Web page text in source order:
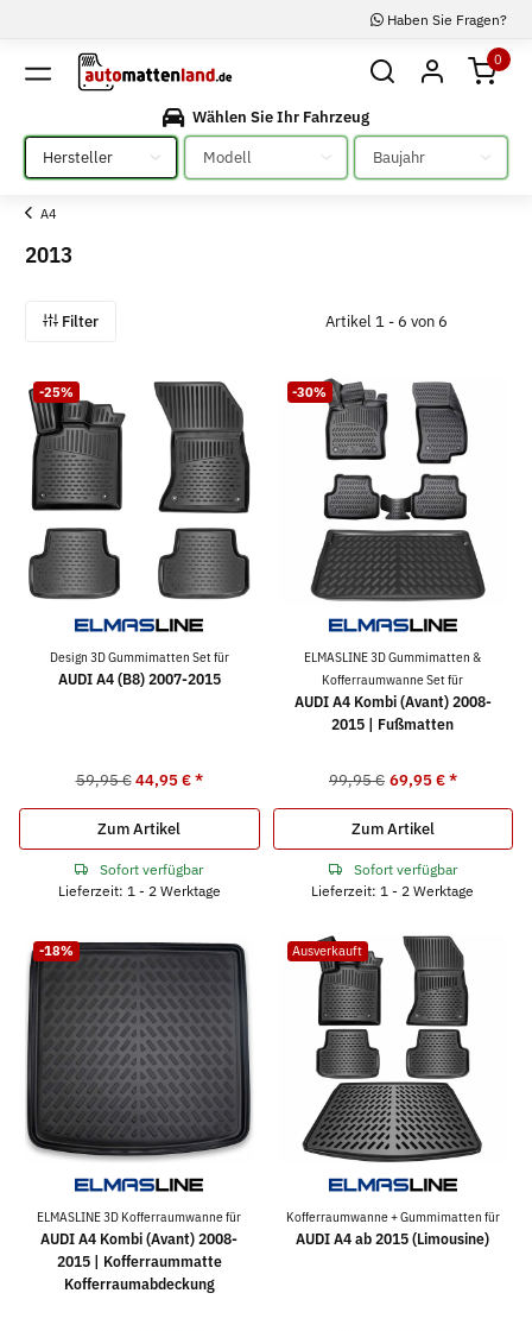
Haben Sie Fragen?
0
Wählen Sie Ihr Fahrzeug
Bitte auswählen
Bitte auswählen Bitte auswählen
A4
2013
Filter Artikel 1 - 6 von 6
-25%
Design 3D Gummimatten Set für
AUDI A4 (B8) 2007-2015
59,95 € 44,95 €*
Zum Artikel
Sofort verfügbar
Lieferzeit: 1 - 2 Werktage
-30%
ELMASLINE 3D Gummimatten &
Kofferraumwanne Set für
AUDI A4 Kombi (Avant) 2008-
2015 | Fußmatten
99,95 € 69,95 €*
Zum Artikel
Sofort verfügbar
Lieferzeit: 1 - 2 Werktage
-18%
ELMASLINE 3D Kofferraumwanne für
AUDI A4 Kombi (Avant) 2008-
2015 | Kofferraummatte
Kofferraumabdeckung
Ausverkauft
Kofferraumwanne + Gummimatten für
AUDI A4 ab 2015 (Limousine)